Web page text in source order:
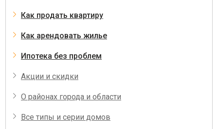
Как продать квартиру
Как арендовать жилье
Ипотека без проблем
Акции и скидки
О районах города и области
Все типы и серии домов